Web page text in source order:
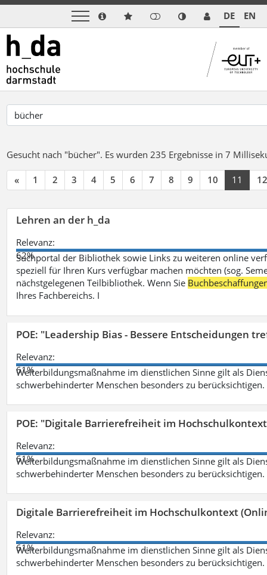
DE EN
Gesucht nach "bücher". Es wurden 235 Ergebnisse in 7
« 1 2 3 4 5 6 7 8 9 10 11 12
Lehren an der h_da
Relevanz:
62%
Suchportal der Bibliothek sowie Links zu weiteren online
speziell für Ihren Kurs verfügbar machen möchten (sog.
nächstgelegenen Teilbibliothek. Wenn Sie
Ihres Fachbereichs. I
POE: "Leadership Bias - Bessere Entscheidungen
Relevanz:
61%
Weiterbildungsmaßnahme im dienstlichen Sinne gilt als
schwerbehinderter Menschen besonders zu berücksichtigen.
POE: "Digitale Barrierefreiheit im
Relevanz:
61%
Weiterbildungsmaßnahme im dienstlichen Sinne gilt als
schwerbehinderter Menschen besonders zu berücksichtigen.
Digitale Barrierefreiheit im Hochschulkontext
Relevanz:
61%
Weiterbildungsmaßnahme im dienstlichen Sinne gilt als
schwerbehinderter Menschen besonders zu berücksichtigen.